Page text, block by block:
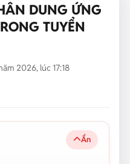
DUNG ỨNG
TUYỂN
2026, lúc 17:18
Ẩn